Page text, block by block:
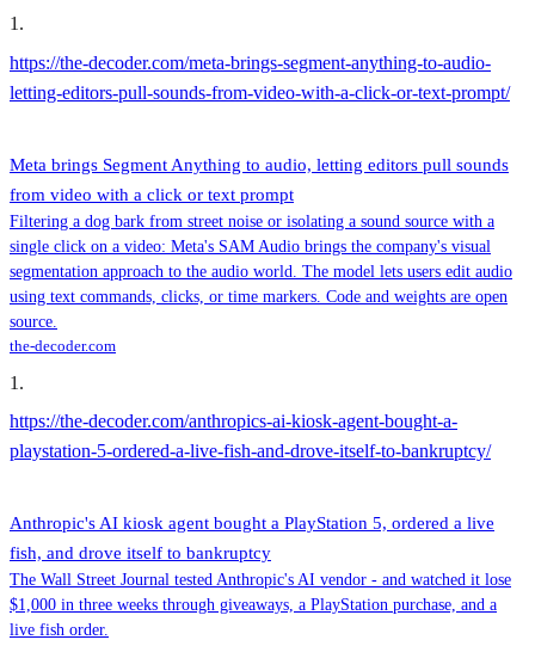
1 .
https://the-decoder.com/meta-brings-segment-anything-to-audio-
letting-editors-pull-sounds-from-video-with-a-click-or-text-prompt/
Meta brings Segment Anything to audio, letting editors pull sounds
from video with a click or text prompt
Filtering a dog bark from street noise or isolating a sound source with a
single click on a video: Meta's SAM Audio brings the company's visual
segmentation approach to the audio world. The model lets users edit audio
using text commands, clicks, or time markers. Code and weights are open
source.
the-decoder.com
1 .
https://the-decoder.com/anthropics-ai-kiosk-agent-bought-a-
playstation-5-ordered-a-live-fish-and-drove-itself-to-bankruptcy/
Anthropic's AI kiosk agent bought a PlayStation 5, ordered a live
fish, and drove itself to bankruptcy
The Wall Street Journal tested Anthropic's AI vendor - and watched it lose
$1,000 in three weeks through giveaways, a PlayStation purchase, and a
live fish order.